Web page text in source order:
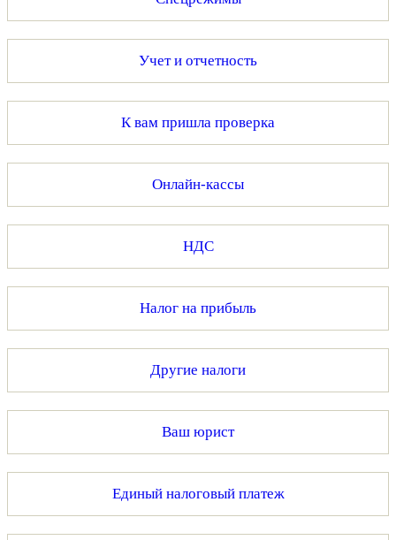
Учет и отчетность
К вам пришла проверка
Онлайн-кассы
НДС
Налог на прибыль
Другие налоги
Ваш юрист
Единый налоговый платеж